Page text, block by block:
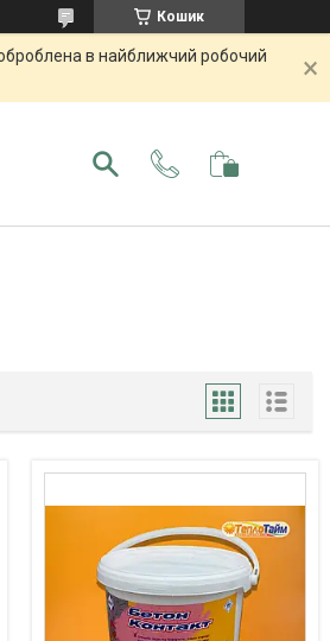
Кошик
в найближчий робочий